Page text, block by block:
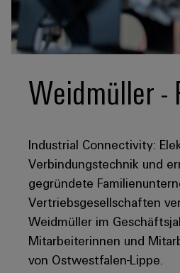
Weidmüller
Industrial Connectivity:
Verbindungstechnik und
gegründete
Vertriebsgesellschaften
Weidmüller im
Mitarbeiterinnen und
von Ostwestfalen-Lippe.